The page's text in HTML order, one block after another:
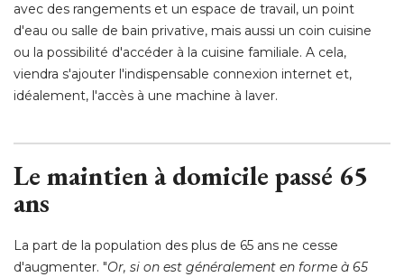
avec des rangements et un espace de travail, un point
d'eau ou salle de bain privative, mais aussi un coin cuisine
ou la possibilité d'accéder à la cuisine familiale. A cela,
viendra s'ajouter l'indispensable connexion internet et,
idéalement, l'accès à une machine à laver.
Le maintien à domicile passé 65
ans
La part de la population des plus de 65 ans ne cesse
d'augmenter. "Or, si on est généralement en forme à 65